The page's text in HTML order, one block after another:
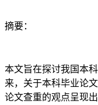
摘要：
本文旨在探讨我国本
来，关于本科毕业论
论文查重的观点呈现